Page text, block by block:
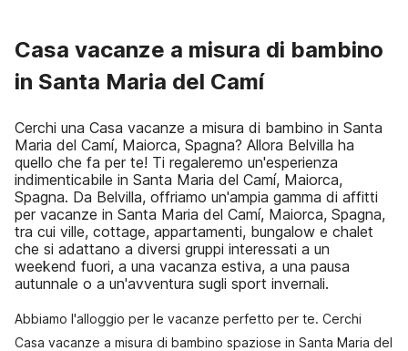
Casa vacanze a misura di bambino
in Santa Maria del Camí
Cerchi una Casa vacanze a misura di bambino in Santa
Maria del Camí, Maiorca, Spagna? Allora Belvilla ha
quello che fa per te! Ti regaleremo un'esperienza
indimenticabile in Santa Maria del Camí, Maiorca,
Spagna. Da Belvilla, offriamo un'ampia gamma di affitti
per vacanze in Santa Maria del Camí, Maiorca, Spagna,
tra cui ville, cottage, appartamenti, bungalow e chalet
che si adattano a diversi gruppi interessati a un
weekend fuori, a una vacanza estiva, a una pausa
autunnale o a un'avventura sugli sport invernali.
Abbiamo l'alloggio per le vacanze perfetto per te. Cerchi
Casa vacanze a misura di bambino spaziose in Santa Maria del